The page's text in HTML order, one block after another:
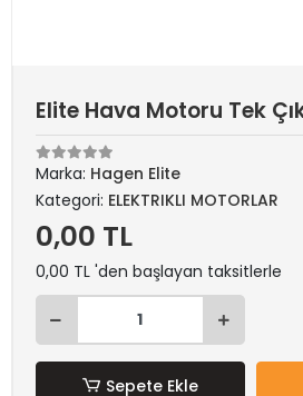
Elite Hava Motoru Tek
Marka: Hagen Elite
Kategori: ELEKTRIKLI MOTORLAR
0,00 TL
0,00 TL 'den başlayan taksitlerle
Sepete Ekle